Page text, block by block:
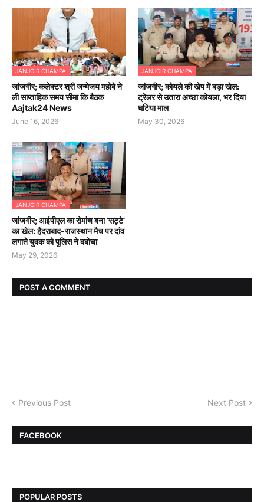
JANJGIR CHAMPA
जांजगीर; कलेक्टर श्री जन्मेजय महोबे ने
ली साप्ताहिक समय सीमा कि बैठक
Aajtak24 News
June 16, 2026
JANJGIR CHAMPA
जांजगीर; कोयले की खेप में बड़ा खेल:
ट्रेलर से उतारा अच्छा कोयला, भर दिया
घटिया माल
May 30, 2026
JANJGIR CHAMPA
जांजगीर; आईपीएल का रोमांच बना ‘सट्टे’
का खेल: हैदराबाद-राजस्थान मैच पर दांव
लगाते युवक को पुलिस ने दबोचा
May 29, 2026
POST A COMMENT
Previous Post Next Post
FACEBOOK
POPULAR POSTS